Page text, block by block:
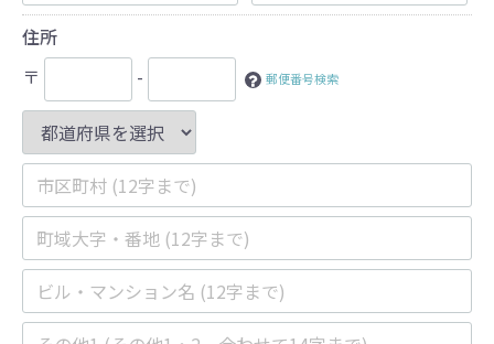
住所
〒
- 郵便番号検索